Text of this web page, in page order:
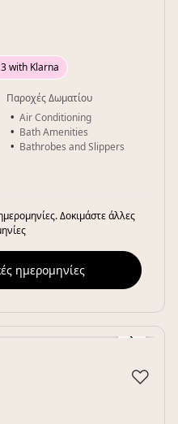
with Klarna
Παροχές Δωματίου
Air Conditioning
Bath Amenities
Bathrobes and Slippers
Δοκιμάστε άλλες
ημερομηνίες
›
♡